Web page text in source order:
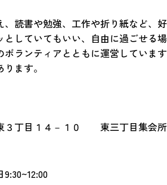
、読書や勉強、工作や折り紙など、
としていてもいい、自由に過ごせる
ボランティアとともに運営しています
ます。
３丁目１４－１０ 東三丁目集会所